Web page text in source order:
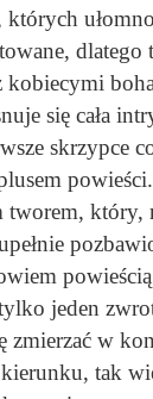
których
dlatego
kobiecymi
się cała
skrzypce
powieści.
tworem, który,
jeden
zmierzać w
tak